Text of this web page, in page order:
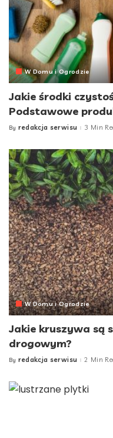
W Domu i Ogrodzie
Jakie środki
Podstawowe
Posted
By redakcja serwisu 3 Min
W Domu i Ogrodzie
Jakie kruszywa są
drogowym?
Posted
By redakcja serwisu 2 Min